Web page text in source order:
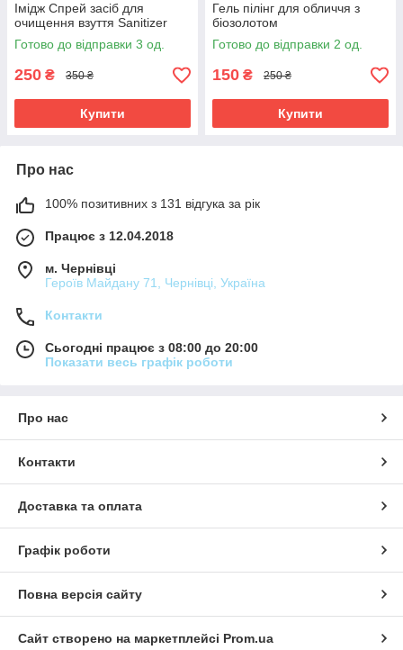
Імідж Спрей засіб для
очищення взуття Sanitizer
Готово до відправки 3 од.
250 ₴ 350 ₴
Купити
Гель пілінг для обличчя з
біозолотом
Готово до відправки 2 од.
150 ₴ 250 ₴
Купити
Про нас
100% позитивних з 131 відгука за рік
Працює з 12.04.2018
м. Чернівці
Героїв Майдану 71, Чернівці, Україна
Контакти
Сьогодні працює з 08:00 до 20:00
Показати весь графік роботи
Про нас
Контакти
Доставка та оплата
Графік роботи
Повна версія сайту
Сайт створено на маркетплейсі Prom.ua